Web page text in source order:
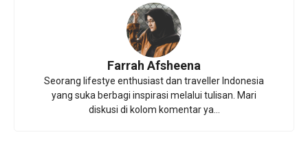
Farrah Afsheena
Seorang lifestye enthusiast dan traveller Indonesia
yang suka berbagi inspirasi melalui tulisan. Mari
diskusi di kolom komentar ya...